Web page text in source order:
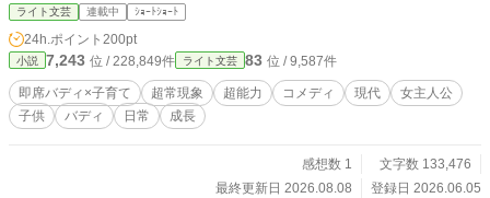
ライト文芸 連載中 ｼｮｰﾄｼｮｰﾄ
24h.ポイント 200pt
小説 7,243 位 / 228,849件 ライト文芸 83 位 / 9,587件
即席バディ×子育て 超常現象 超能力 コメディ 現代
女主人公
子供
バディ 日常 成長
感想数 1
文字数 133,476
最終更新日 2026.08.08
登録日 2026.06.05